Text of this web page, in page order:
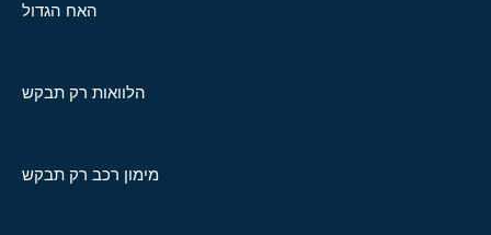
האח הגדול
הלוואות רק תבקש
מימון רכב רק תבקש